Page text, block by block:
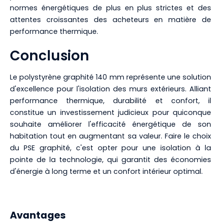
normes énergétiques de plus en plus strictes et des
attentes croissantes des acheteurs en matière de
performance thermique.
Conclusion
Le polystyrène graphité 140 mm représente une solution
d'excellence pour l'isolation des murs extérieurs. Alliant
performance thermique, durabilité et confort, il
constitue un investissement judicieux pour quiconque
souhaite améliorer l'efficacité énergétique de son
habitation tout en augmentant sa valeur. Faire le choix
du PSE graphité, c'est opter pour une isolation à la
pointe de la technologie, qui garantit des économies
d'énergie à long terme et un confort intérieur optimal.
Avantages